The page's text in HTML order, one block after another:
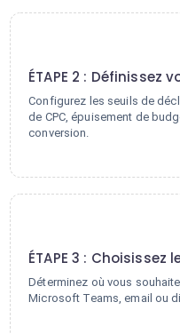
ÉTAPE 2 : Définissez
Configurez les seuils de
de CPC, épuisement de
conversion.
ÉTAPE 3 :
Déterminez où vous
Microsoft Teams, email ou